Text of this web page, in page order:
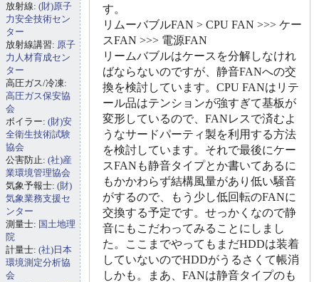
す。
リムーバブルFAN > CPU FAN >>> ケー
スFAN >>> 電源FAN
リームバブルはケースを分解しなけれ
ばならないのですが、静音FANへの交
換を検討しています。CPU FANはリテ
ール品はテンションが強すぎて基板が
変形しているので、FANレスで済むよ
うなサードパーティ製を利用する方法
を検討しています。それで最後にケー
スFANも静音タイプとか書いてあるに
もかかわらず結構風量があり低い騒音
がするので、もう少し低回転のFANに
交換する予定です。せっかくなので静
音にもこだわってみることにしまし
た。ここまでやってもまだHDDは装着
していないのでHDDがうるさくて帳消
しかも。まあ、FANは静音タイプのも
放射線: (財)原子
力安全技術セン
ター
放射線講習: 原子
力人材育成セン
ター
高圧ガス/冷凍:
高圧ガス保安協
会
ボイラー: (財)安
全衛生技術試験
協会
公害防止: (社)産
業環境管理協会
気象予報士: (財)
気象業務支援セ
ンター
測量士: 国土地理
院
計量士: (社)日本
環境測定分析協
会